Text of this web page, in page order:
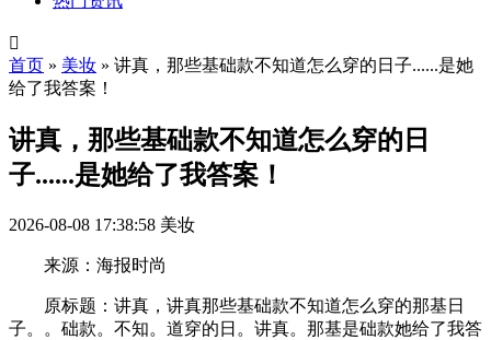

首页 » 美妆 » 讲真，那些基础款不知道怎么穿的日子......是她
给了我答案！
讲真，那些基础款不知道怎么穿的日
子......是她给了我答案！
2026-08-08 17:38:58 美妆
来源：海报时尚
原标题：讲真，讲真那些基础款不知道怎么穿的那基日
子。。础款。不知。道穿的日。讲真。那基是础款她给了我答